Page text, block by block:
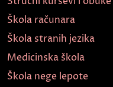
Škola računara
Škola stranih jezika
Medicinska škola
Škola nege lepote